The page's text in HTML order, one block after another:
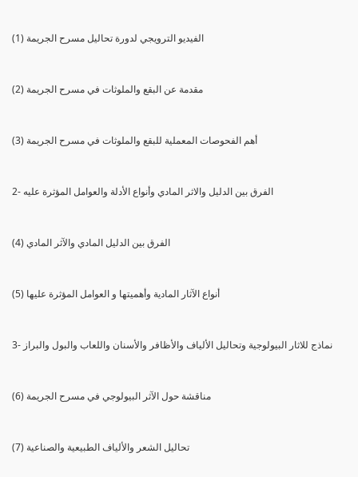
(1) الفيديو الترويجي لدورة تحاليل مسرح الجريمة
(2) مقدمة عن البقع والملوثات في مسرح الجريمة
(3) أهم الفحوصات المعملية للبقع والملوثات في مسرح الجريمة
2- الفرق بين الدليل والاثر المادي وأنواع الأدلة والعوامل المؤثرة عليه
(4) الفرق بين الدليل المادي والآثر المادي
(5) أنواع الآثار المادية وأهميتها و العوامل المؤثرة عليها
3- نماذج للاثار البيولوجية وتحاليل الألياف والأظافر والأسنان واللعاب والبول والبراز
(6) مناقشة حول الآثر البيولوجي في مسرح الجريمة
(7) تحاليل الشعر والألياف الطبيعية والصناعية